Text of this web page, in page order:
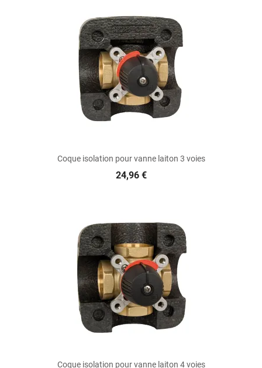
Coque isolation pour vanne laiton 3 voies
24,96 €
Coque isolation pour vanne laiton 4 voies